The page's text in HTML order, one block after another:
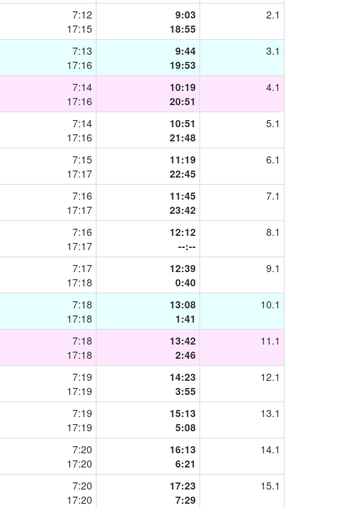
7:12
17:15
9:03
18:55
2.1
7:13
17:16
9:44
19:53
3.1
7:14
17:16
10:19
20:51
4.1
7:14
17:16
10:51
21:48
5.1
7:15
17:17
11:19
22:45
6.1
7:16
17:17
11:45
23:42
7.1
7:16
17:17
12:12
--:--
8.1
7:17
17:18
12:39
0:40
9.1
7:18
17:18
13:08
1:41
10.1
7:18
17:18
13:42
2:46
11.1
7:19
17:19
14:23
3:55
12.1
7:19
17:19
15:13
5:08
13.1
7:20
17:20
16:13
6:21
14.1
7:20
17:20
17:23
7:29
15.1